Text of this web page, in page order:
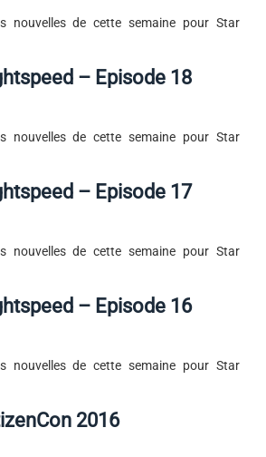
nouvelles de cette semaine pour Star
– Episode 18
nouvelles de cette semaine pour Star
– Episode 17
nouvelles de cette semaine pour Star
– Episode 16
nouvelles de cette semaine pour Star
2016